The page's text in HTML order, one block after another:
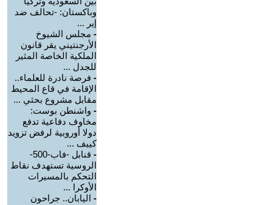
وباكستان: -تحالف ضد
إير ...
- مجلس الشيوخ
الأرجنتيني يقر قانون
الملكية الخاصة المثير
للجدل ...
- فرصة نادرة للعلماء..
الإقامة في قاع المحيط
مقابل مشروع بحثي ...
- واشنطن بوست:
مخاوف دفاعية تدفع
دولا أوروبية لرفض تزويد
كييف ...
-
قنابل -فاب-500-
الروسية تستهدف نقاط
التحكم بالمسيرات
الأوكرا ...
- اليابان.. جراحون